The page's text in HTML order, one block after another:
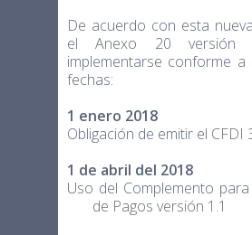
De acuerdo con esta
el Anexo 20 versión
implementarse conforme a
fechas:
1 enero 2018
Obligación de emitir el CFDI
1 de abril del 2018
Uso del Complemento
de Pagos versión 1.1